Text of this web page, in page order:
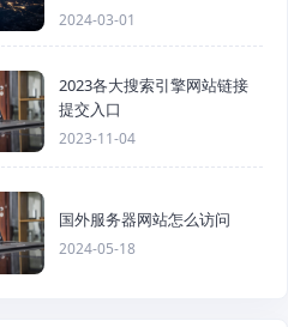
2024-03-01
2023各大搜索引擎网站链接
提交入口
2023-11-04
国外服务器网站怎么访问
2024-05-18